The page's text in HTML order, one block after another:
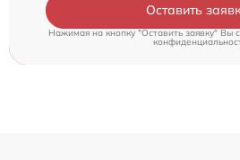
Оставить
Нажимая на кнопку "Оставить заявку" Вы